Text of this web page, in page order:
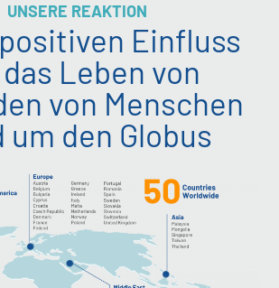
UNSERE REAKTION
Einfluss
Leben von
von Menschen
um den Globus